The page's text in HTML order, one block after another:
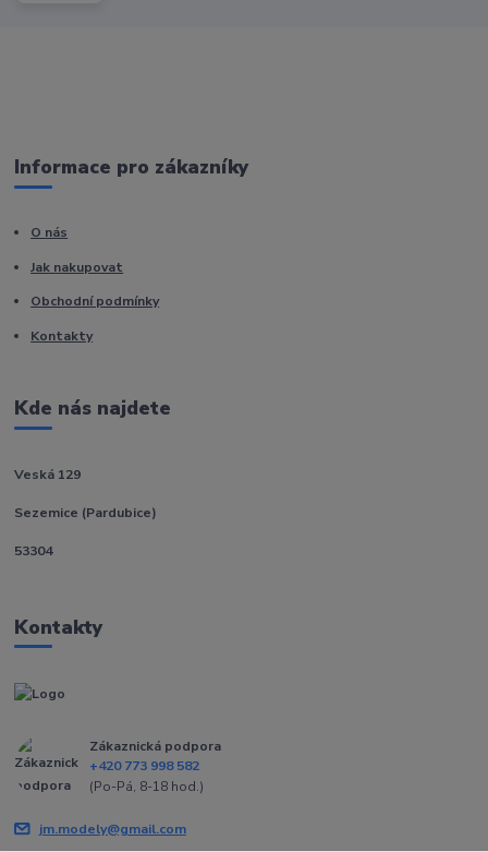
Informace pro zákazníky
O nás
Jak nakupovat
Obchodní podmínky
Kontakty
Kde nás najdete
Veská 129
Sezemice (Pardubice)
53304
Kontakty
Zákaznická podpora
+420 773 998 582
(Po-Pá, 8-18 hod.)
jm.modely@gmail.com